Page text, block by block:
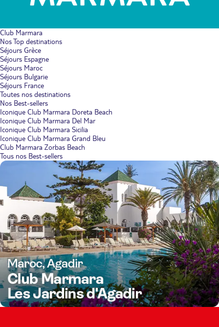
Club Marmara
Nos Top destinations
Séjours Grèce
Séjours Espagne
Séjours Maroc
Séjours Bulgarie
Séjours France
Toutes nos destinations
Nos Best-sellers
Iconique Club Marmara Doreta Beach
Iconique Club Marmara Del Mar
Iconique Club Marmara Sicilia
Iconique Club Marmara Grand Bleu
Club Marmara Zorbas Beach
Tous nos Best-sellers